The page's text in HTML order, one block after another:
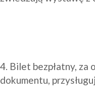
4. Bilet bezpłatny, za
dokumentu,